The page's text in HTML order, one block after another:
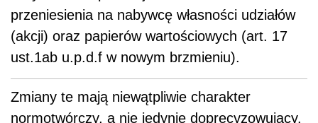
powstaje w momencie przeniesienia własności
akcji na nabywcę, a nie jak było przed 1
stycznia 2016 r., że przychodem z odpłatnego
zbycia m in. akcji jest przychód należnych
choćby nie został otrzymany.